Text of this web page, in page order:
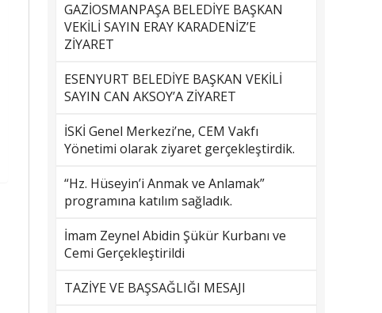
GAZİOSMANPAŞA BELEDİYE BAŞKAN
VEKİLİ SAYIN ERAY KARADENİZ’E
ZİYARET
ESENYURT BELEDİYE BAŞKAN VEKİLİ
SAYIN CAN AKSOY’A ZİYARET
İSKİ Genel Merkezi’ne, CEM Vakfı
Yönetimi olarak ziyaret gerçekleştirdik.
“Hz. Hüseyin’i Anmak ve Anlamak”
programına katılım sağladık.
İmam Zeynel Abidin Şükür Kurbanı ve
Cemi Gerçekleştirildi
TAZİYE VE BAŞSAĞLIĞI MESAJI